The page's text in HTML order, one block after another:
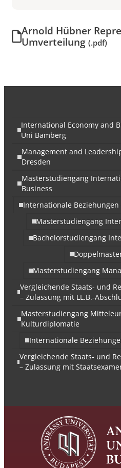
Arnold Hübner
Umverteilung(.pdf)
International Economy and
Uni Bamberg
Management and
Dresden
Masterstudiengang
Business
Internationale
Masterstudiengang
Bachelorstudiengang
Masterstudiengang
Vergleichende Staats- und
– Zulassung mit LL.B.-
Masterstudiengang
Kulturdiplomatie
Internationale
Vergleichende Staats- und
– Zulassung mit